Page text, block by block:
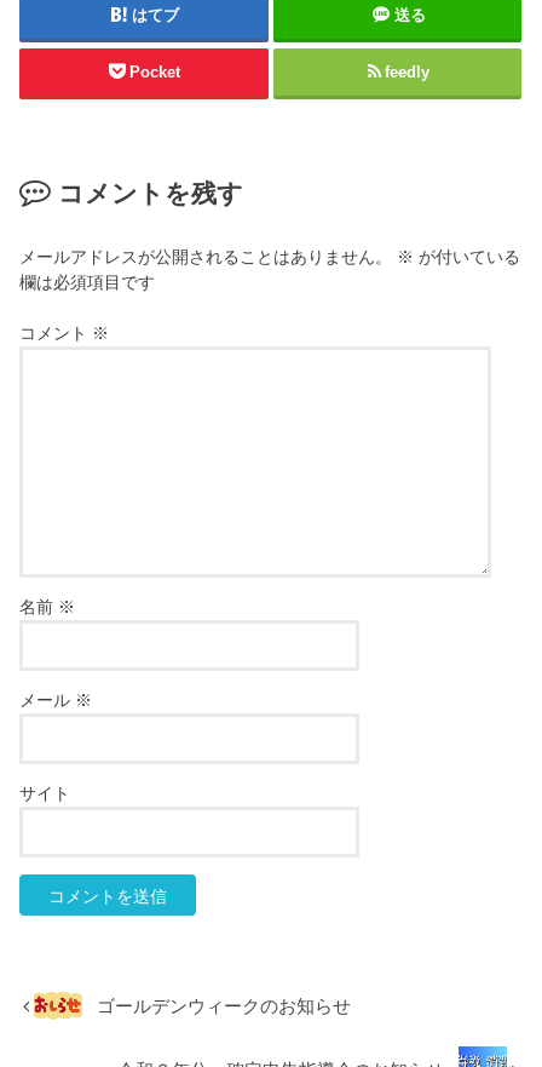
はてブ 送る
Pocket feedly
コメントを残す
メールアドレスが公開されることはありません。 ※ が付いている
欄は必須項目です
コメント ※
名前 ※
メール ※
サイト
ゴールデンウィークのお知らせ